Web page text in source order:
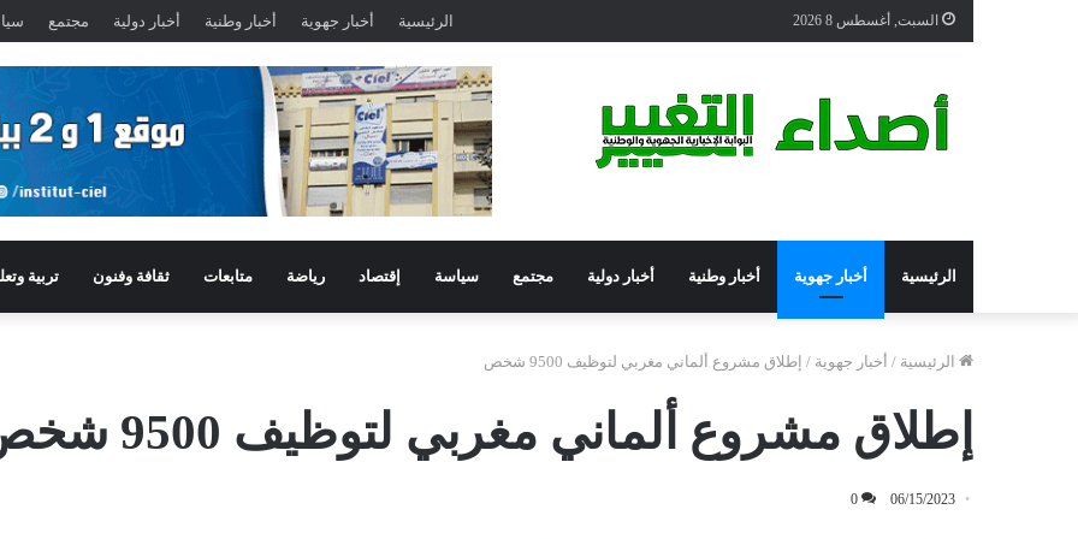
السبت, أغسطس 8 2026 الرئيسية أخبار جهوية أخبار وطنية أخبار دولية مجتمع
الرئيسية أخبار جهوية أخبار وطنية أخبار دولية مجتمع سياسة إقتصاد رياضة متابعات ثقافة وفنون تربية
الرئيسية / أخبار جهوية / إطلاق مشروع ألماني مغربي لتوظيف 9500 شخص
إطلاق مشروع ألماني مغربي لتوظيف 9500 شخص
06/15/2023
0